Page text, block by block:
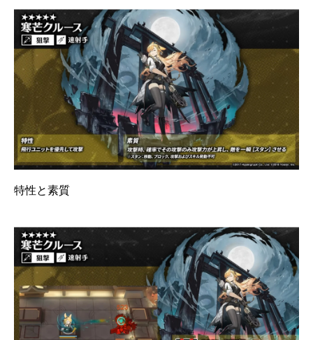
特性と素質